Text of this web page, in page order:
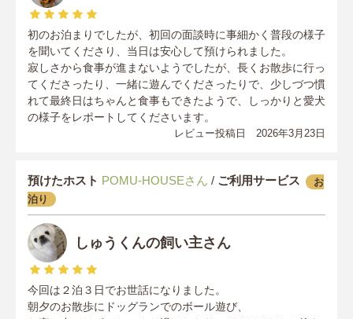
初のお泊まりでしたが、初回の面談時に事細かく普段の様子
を聞いてくださり、当日は安心して預けられました。
寂しさから食事が進まないようでしたが、長くお散歩に行っ
てくださったり、一緒に遊んでくださったりで、少しづつ慣
れて最終日はちゃんと食事もできたようで、しっかりと愛犬
の様子をレポートしてくださいます。
レビュー投稿日 2026年3月23日
預けたホスト POMU-HOUSEさん / ご利用サービス
お
泊り
しゅうくんの飼い主さん
今回は２泊３日でお世話になりました。
朝夕のお散歩にドッグランでのボール遊び、